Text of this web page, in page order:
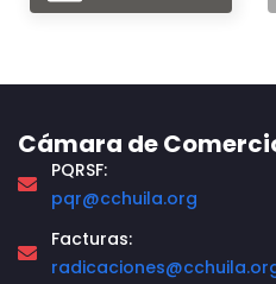
Cámara de
PQRSF:
pqr@cchuila.org
Facturas: